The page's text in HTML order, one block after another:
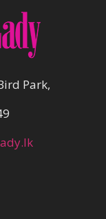
Park,